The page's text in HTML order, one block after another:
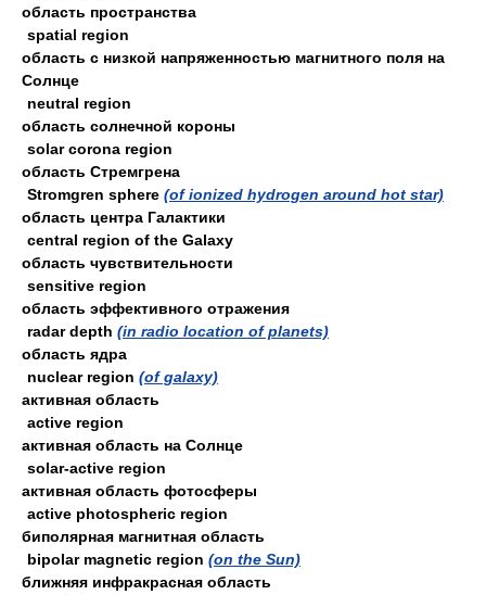
область пространства
spatial region
область с низкой напряженностью магнитного поля на
Солнце
neutral region
область солнечной короны
solar corona region
область Стремгрена
Stromgren sphere (of ionized hydrogen around hot star)
область центра Галактики
central region of the Galaxy
область чувствительности
sensitive region
область эффективного отражения
radar depth (in radio location of planets)
область ядра
nuclear region (of galaxy)
активная область
active region
активная область на Солнце
solar-active region
активная область фотосферы
active photospheric region
биполярная магнитная область
bipolar magnetic region (on the Sun)
ближняя инфракрасная область